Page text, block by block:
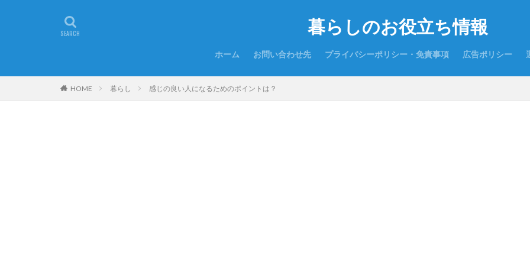
暮らしのお役立ち情報
ホーム お問い合わせ先 プライバシーポリシー・免責事項 広告ポリシー
HOME 暮らし 感じの良い人になるためのポイントは？